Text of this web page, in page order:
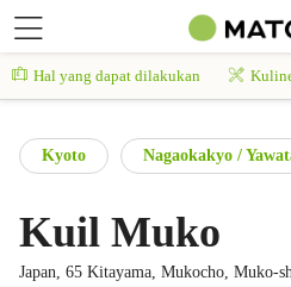
Hal yang dapat dilakukan
Kyoto Nagaokakyo /
Kuil Muko
Japan, 65 Kitayama, Mukocho, Muko-